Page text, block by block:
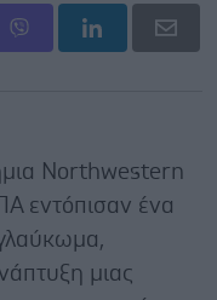
Northwestern
εντόπισαν ένα
μιας